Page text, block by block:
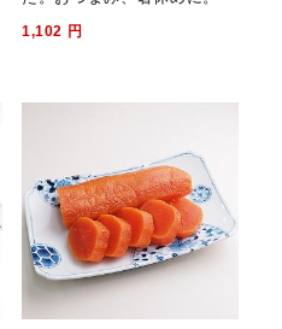
1,102 円